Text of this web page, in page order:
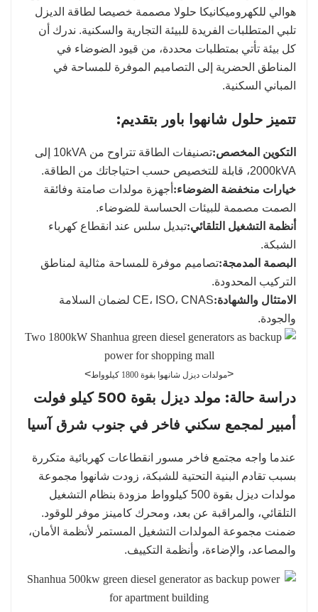
هوالي للكهروميكانيكا حلولا مصممة خصيصا لطاقة الديزل
تلبي المتطلبات الفريدة للبيئة التجارية والسكنية. ندرك أن
كل بيئة تأتي بمتطلبات محددة، من قيود الضوضاء في
المناطق الحضرية إلى التصاميم الموفرة للمساحة في
المباني السكنية.
تتميز حلول شانهوا باور بتقديم:
التكوين المخصص:
تصنيفات الطاقة تتراوح من 10kVA إلى
2000kVA، قابلة للتخصيص حسب احتياجاتك من الطاقة.
خيارات منخفضة الضوضاء: أجهزة مولدات صامتة وفائقة
الصمت مصممة للبيئات الحساسة للضوضاء.
أنظمة التشغيل التلقائي:تبديل سلس عند انقطاع كهرباء
الشبكة.
البصمة المدمجة:تصاميم موفرة للمساحة مثالية لمناطق
التركيب المحدودة.
الامتثال والشهادة:
CE، ISO، CNAS لضمان السلامة
والجودة.
<مولدات ديزل شانهوا بقوة 1800 كيلوواط >
دراسة حالة: مولد ديزل بقوة 500 كيلو فولت
أمبير لمجمع سكني فاخر في جنوب شرق آسيا
عندما واجه مجتمع فاخر مسور انقطاعات كهربائية متكررة
بسبب تقادم البنية التحتية للشبكة، زودت شانهوا مجموعة
مولدات ديزل بقوة 500 كيلوواط مزودة بنظام التشغيل
التلقائي، والمراقبة عن بعد، ومحرك كامينز موفر للوقود.
ضمنت مجموعة المولدات التشغيل المستمر لأنظمة الأمان،
والمصاعد، والإضاءة، وأنظمة التكييف.